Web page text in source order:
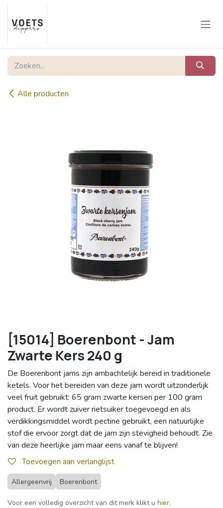
Overslaan naar inhoud
Alle producten
[15014] Boerenbont - Jam
Zwarte Kers 240 g
De Boerenbont jams zijn ambachtelijk bereid in traditionele
ketels. Voor het bereiden van deze jam wordt uitzonderlijk
veel fruit gebruikt: 65 gram zwarte kersen per 100 gram
product. Er wordt zuiver rietsuiker toegevoegd en als
verdikkingsmiddel wordt pectine gebruikt, een natuurlijke
stof die ervoor zorgt dat de jam zijn stevigheid behoudt. Zie
van deze heerlijke jam maar eens vanaf te blijven!
Toevoegen aan verlanglijst
Allergeenvrij Boerenbont
Voor een volledig overzicht van dit merk klikt u hier.